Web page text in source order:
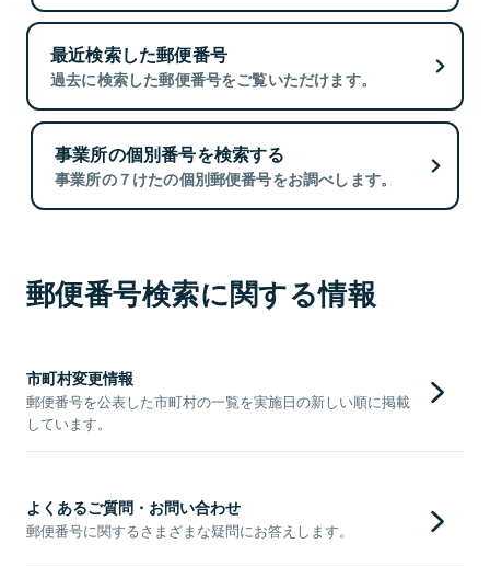
最近検索した郵便番号
過去に検索した郵便番号をご覧いただけます。
事業所の個別番号を検索する
事業所の７けたの個別郵便番号をお調べします。
郵便番号検索に関する情報
市町村変更情報
郵便番号を公表した市町村の一覧を実施日の新しい順に掲載
しています。
よくあるご質問・お問い合わせ
郵便番号に関するさまざまな疑問にお答えします。